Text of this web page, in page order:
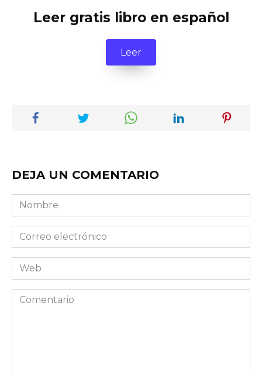
Leer gratis libro en español
Leer
DEJA UN COMENTARIO
Nombre
Correo
electrónico
Web
Comentario